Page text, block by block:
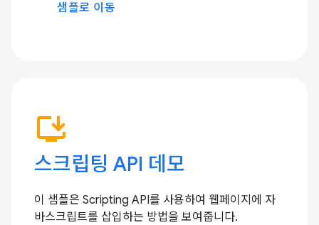
샘플로 이동
install_desktop
스크립팅 API 데모
이 샘플은 Scripting API를 사용하여 웹페이지에 자
바스크립트를 삽입하는 방법을 보여줍니다.